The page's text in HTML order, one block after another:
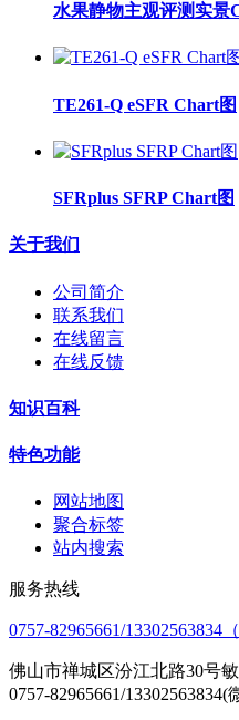
水果静物主观评测实景
TE261-Q eSFR Chart图
SFRplus SFRP Chart图
关于我们
公司简介
联系我们
在线留言
在线反馈
知识百科
特色功能
网站地图
聚合标签
站内搜索
服务热线
0757-82965661/13302563834
佛山市禅城区汾江北路30号
0757-82965661/13302563834(